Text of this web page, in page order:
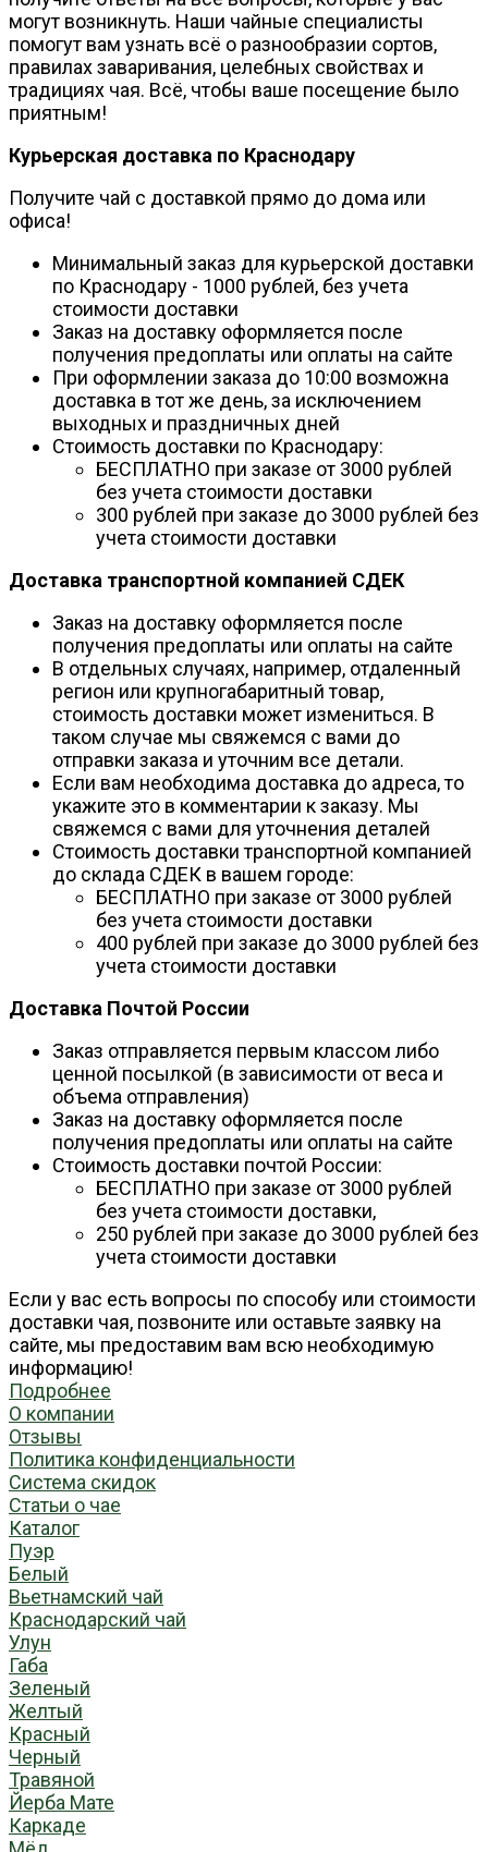
могут возникнуть. Наши чайные специалисты
помогут вам узнать всё о разнообразии сортов,
правилах заваривания, целебных свойствах и
традициях чая. Всё, чтобы ваше посещение было
приятным!
Курьерская доставка по Краснодару
Получите чай с доставкой прямо до дома или
офиса!
Минимальный заказ для курьерской доставки
по Краснодару - 1000 рублей, без учета
стоимости доставки
Заказ на доставку оформляется после
получения предоплаты или оплаты на сайте
При оформлении заказа до 10:00 возможна
доставка в тот же день, за исключением
выходных и праздничных дней
Стоимость доставки по Краснодару:
БЕСПЛАТНО при заказе от 3000 рублей
без учета стоимости доставки
300 рублей при заказе до 3000 рублей без
учета стоимости доставки
Доставка транспортной компанией СДЕК
Заказ на доставку оформляется после
получения предоплаты или оплаты на сайте
В отдельных случаях, например, отдаленный
регион или крупногабаритный товар,
стоимость доставки может измениться. В
таком случае мы свяжемся с вами до
отправки заказа и уточним все детали.
Если вам необходима доставка до адреса, то
укажите это в комментарии к заказу. Мы
свяжемся с вами для уточнения деталей
Стоимость доставки транспортной компанией
до склада СДЕК в вашем городе:
БЕСПЛАТНО при заказе от 3000 рублей
без учета стоимости доставки
400 рублей при заказе до 3000 рублей без
учета стоимости доставки
Доставка Почтой России
Заказ отправляется первым классом либо
ценной посылкой (в зависимости от веса и
объема отправления)
Заказ на доставку оформляется после
получения предоплаты или оплаты на сайте
Стоимость доставки почтой России:
БЕСПЛАТНО при заказе от 3000 рублей
без учета стоимости доставки,
250 рублей при заказе до 3000 рублей без
учета стоимости доставки
Если у вас есть вопросы по способу или стоимости
доставки чая, позвоните или оставьте заявку на
сайте, мы предоставим вам всю необходимую
информацию!
Подробнее
О компании
Отзывы
Политика конфиденциальности
Система скидок
Статьи о чае
Каталог
Пуэр
Белый
Вьетнамский чай
Краснодарский чай
Улун
Габа
Зеленый
Желтый
Красный
Черный
Травяной
Йерба Мате
Каркаде